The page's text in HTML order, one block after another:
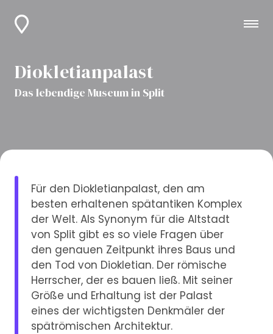
Diokletianpalast
Das lebendige Museum in Split
Für den Diokletianpalast, den am
besten erhaltenen spätantiken Komplex
der Welt. Als Synonym für die Altstadt
von Split gibt es so viele Fragen über
den genauen Zeitpunkt ihres Baus und
den Tod von Diokletian. Der römische
Herrscher, der es bauen ließ. Mit seiner
Größe und Erhaltung ist der Palast
eines der wichtigsten Denkmäler der
spätrömischen Architektur.